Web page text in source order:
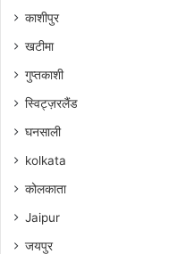
काशीपुर
खटीमा
गुप्तकाशी
स्विट्ज़रलैंड
घनसाली
kolkata
कोलकाता
Jaipur
जयपुर